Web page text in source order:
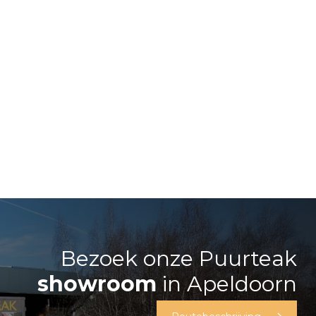
Bezoek onze Puurteak
showroomin Apeldoorn